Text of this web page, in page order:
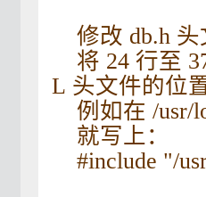
修改 db.h 头
将 24 行至
L 头文件的位
例如在 /usr/
就写上：
#include "/